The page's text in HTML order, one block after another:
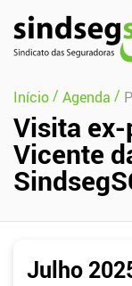
Pular Navegação (s)
Início/ Agenda /
Visita
Vicente
Julho